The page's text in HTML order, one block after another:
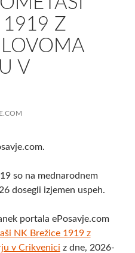
1919 Z
V
so na mednarodnem
dosegli izjemen uspeh.
portala ePosavje.com
NK Brežice 1919 z
v Crikvenici z dne, 2026-